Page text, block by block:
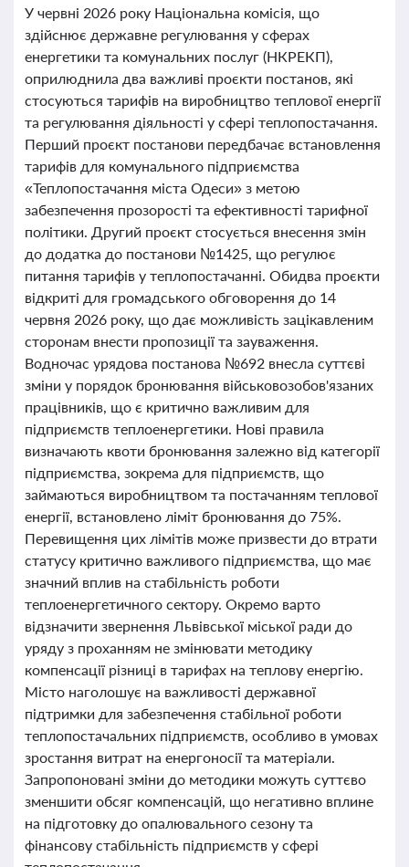
У червні 2026 року Національна комісія, що
здійснює державне регулювання у сферах
енергетики та комунальних послуг (НКРЕКП),
оприлюднила два важливі проєкти постанов, які
стосуються тарифів на виробництво теплової енергії
та регулювання діяльності у сфері теплопостачання.
Перший проєкт постанови передбачає встановлення
тарифів для комунального підприємства
«Теплопостачання міста Одеси» з метою
забезпечення прозорості та ефективності тарифної
політики. Другий проєкт стосується внесення змін
до додатка до постанови №1425, що регулює
питання тарифів у теплопостачанні. Обидва проєкти
відкриті для громадського обговорення до 14
червня 2026 року, що дає можливість зацікавленим
сторонам внести пропозиції та зауваження.
Водночас урядова постанова №692 внесла суттєві
зміни у порядок бронювання військовозобов'язаних
працівників, що є критично важливим для
підприємств теплоенергетики. Нові правила
визначають квоти бронювання залежно від категорії
підприємства, зокрема для підприємств, що
займаються виробництвом та постачанням теплової
енергії, встановлено ліміт бронювання до 75%.
Перевищення цих лімітів може призвести до втрати
статусу критично важливого підприємства, що має
значний вплив на стабільність роботи
теплоенергетичного сектору. Окремо варто
відзначити звернення Львівської міської ради до
уряду з проханням не змінювати методику
компенсації різниці в тарифах на теплову енергію.
Місто наголошує на важливості державної
підтримки для забезпечення стабільної роботи
теплопостачальних підприємств, особливо в умовах
зростання витрат на енергоносії та матеріали.
Запропоновані зміни до методики можуть суттєво
зменшити обсяг компенсацій, що негативно вплине
на підготовку до опалювального сезону та
фінансову стабільність підприємств у сфері